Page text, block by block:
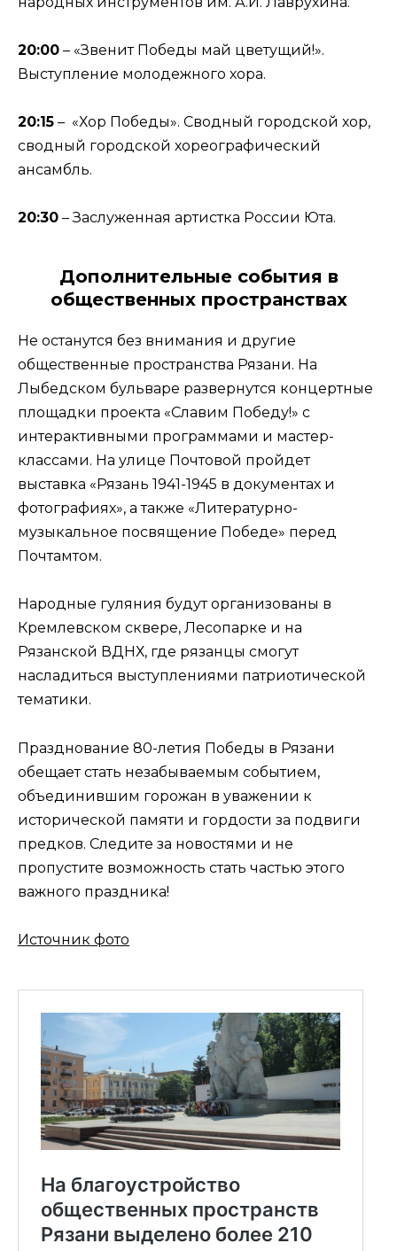
20:00 – «Звенит Победы май цветущий!».
Выступление молодежного хора.
20:15 – «Хор Победы». Сводный городской хор,
сводный городской хореографический
ансамбль.
20:30 – Заслуженная артистка России Юта.
Дополнительные события в
общественных пространствах
Не останутся без внимания и другие
общественные пространства Рязани. На
Лыбедском бульваре развернутся концертные
площадки проекта «Славим Победу!» с
интерактивными программами и мастер-
классами. На улице Почтовой пройдет
выставка «Рязань 1941-1945 в документах и
фотографиях», а также «Литературно-
музыкальное посвящение Победе» перед
Почтамтом.
Народные гуляния будут организованы в
Кремлевском сквере, Лесопарке и на
Рязанской ВДНХ, где рязанцы смогут
насладиться выступлениями патриотической
тематики.
Празднование 80-летия Победы в Рязани
обещает стать незабываемым событием,
объединившим горожан в уважении к
исторической памяти и гордости за подвиги
предков. Следите за новостями и не
пропустите возможность стать частью этого
важного праздника!
Источник фото